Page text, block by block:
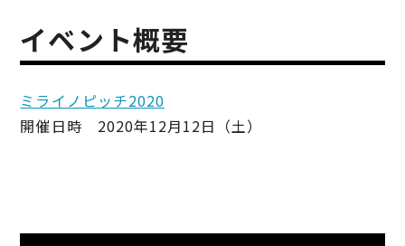
イベント概要
ミライノピッチ2020
開催日時 2020年12月12日（土）